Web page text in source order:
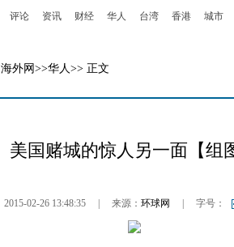
评论 资讯 财经 华人 台湾 香港 城市
海外网 >>华人>> 正文
美国赌城的惊人另一面【组
2015-02-26 13:48:35 来源： 环球网 字号：